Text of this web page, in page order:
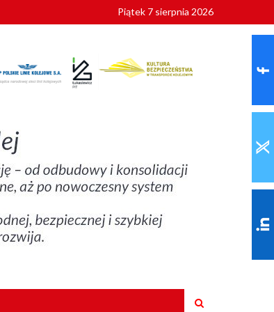
Piątek 7 sierpnia 2026